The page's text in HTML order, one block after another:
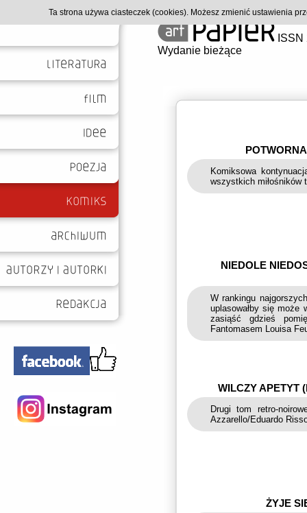
Wydanie bieżące
Komiksowa
wszystkich miłośników
NIEDOLE
W rankingu
uplasowałby się może
zasiąść gdzieś
Fantomasem Louisa
WILCZY APETYT
Drugi tom retro-
Azzarello/Eduardo
ŻYJE
Ta strona używa ciasteczek (cookies). Możesz zmienić ustawienia